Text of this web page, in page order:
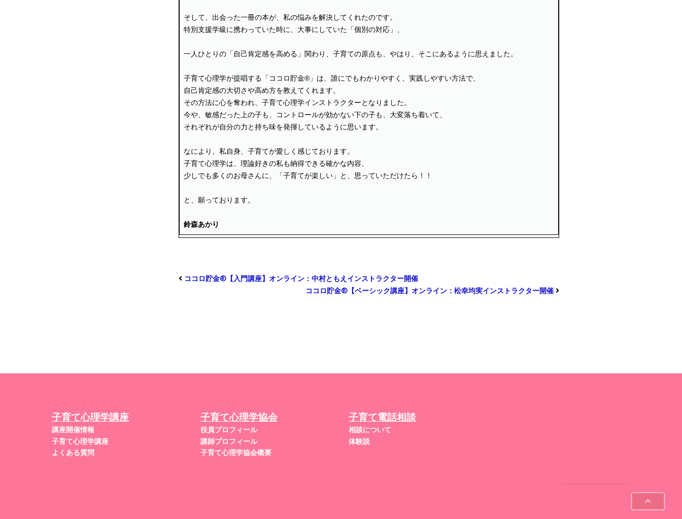
そして、出会った一冊の本が、私の悩みを解決してくれたのです。
特別支援学級に携わっていた時に、大事にしていた「個別の対応」、
一人ひとりの「自己肯定感を高める」関わり、子育ての原点も、やはり、そこにあるように思えました。
子育て心理学が提唱する「ココロ貯金®」は、誰にでもわかりやすく、実践しやすい方法で、
自己肯定感の大切さや高め方を教えてくれます。
その方法に心を奪われ、子育て心理学インストラクターとなりました。
今や、敏感だった上の子も、コントロールが効かない下の子も、大変落ち着いて、
それぞれが自分の力と持ち味を発揮しているように思います。
なにより、私自身、子育てが愛しく感じております。
子育て心理学は、理論好きの私も納得できる確かな内容、
少しでも多くのお母さんに、「子育てが楽しい」と、思っていただけたら！！
と、願っております。
鈴森あかり
ココロ貯金®︎【入門講座】オンライン：中村ともえインストラクター開催
ココロ貯金®︎【ベーシック講座】オンライン：松幸均実インストラクター開催
子育て心理学講座
講座開催情報
子育て心理学講座
よくある質問
子育て心理学協会
役員プロフィール
講師プロフィール
子育て心理学協会概要
子育て電話相談
相談について
体験談